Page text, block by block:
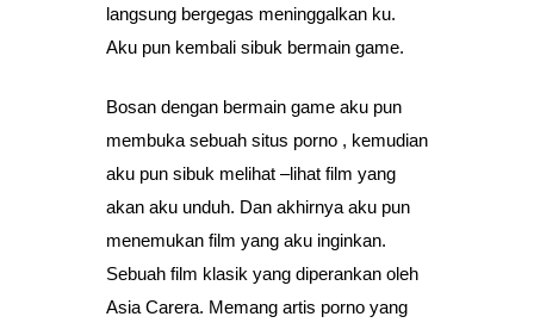
langsung bergegas meninggalkan ku.
Aku pun kembali sibuk bermain game.
Bosan dengan bermain game aku pun
membuka sebuah situs porno , kemudian
aku pun sibuk melihat –lihat film yang
akan aku unduh. Dan akhirnya aku pun
menemukan film yang aku inginkan.
Sebuah film klasik yang diperankan oleh
Asia Carera. Memang artis porno yang